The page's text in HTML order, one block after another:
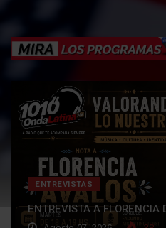
ENTREVISTAS
ENTREVISTA A FLORENCIA